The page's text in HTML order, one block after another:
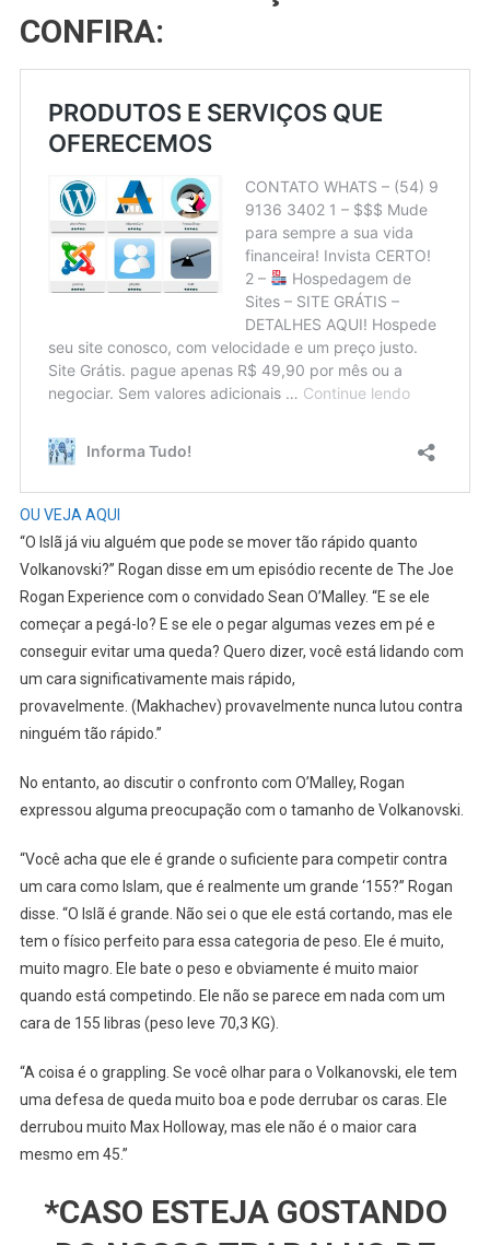
CONFIRA:
OU VEJA AQUI
“O Islã já viu alguém que pode se mover tão rápido quanto
Volkanovski?” Rogan disse em um episódio recente de The Joe
Rogan Experience com o convidado Sean O’Malley. “E se ele
começar a pegá-lo? E se ele o pegar algumas vezes em pé e
conseguir evitar uma queda? Quero dizer, você está lidando com
um cara significativamente mais rápido,
provavelmente. (Makhachev) provavelmente nunca lutou contra
ninguém tão rápido.”
No entanto, ao discutir o confronto com O’Malley, Rogan
expressou alguma preocupação com o tamanho de Volkanovski.
“Você acha que ele é grande o suficiente para competir contra
um cara como Islam, que é realmente um grande ‘155?” Rogan
disse. “O Islã é grande. Não sei o que ele está cortando, mas ele
tem o físico perfeito para essa categoria de peso. Ele é muito,
muito magro. Ele bate o peso e obviamente é muito maior
quando está competindo. Ele não se parece em nada com um
cara de 155 libras (peso leve 70,3 KG).
“A coisa é o grappling. Se você olhar para o Volkanovski, ele tem
uma defesa de queda muito boa e pode derrubar os caras. Ele
derrubou muito Max Holloway, mas ele não é o maior cara
mesmo em 45.”
*CASO ESTEJA GOSTANDO